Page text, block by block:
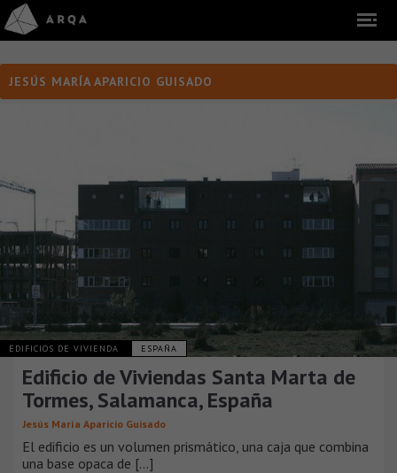
JESÚS MARÍA APARICIO GUISADO
EDIFICIOS DE VIVIENDA ESPAÑA
Edificio de Viviendas Santa Marta de
Tormes, Salamanca, España
Jesús María Aparicio Guisado
El edificio es un volumen prismático, una caja que combina
una base opaca de [...]